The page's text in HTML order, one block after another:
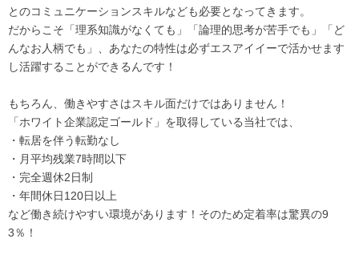
とのコミュニケーションスキルなども必要となってきます。
だからこそ「理系知識がなくても」「論理的思考が苦手でも」「ど
んなお人柄でも」、あなたの特性は必ずエスアイイーで活かせます
し活躍することができるんです！
もちろん、働きやすさはスキル面だけではありません！
「ホワイト企業認定ゴールド」を取得している当社では、
・転居を伴う転勤なし
・月平均残業7時間以下
・完全週休2日制
・年間休日120日以上
など働き続けやすい環境があります！そのため定着率は驚異の9
3％！